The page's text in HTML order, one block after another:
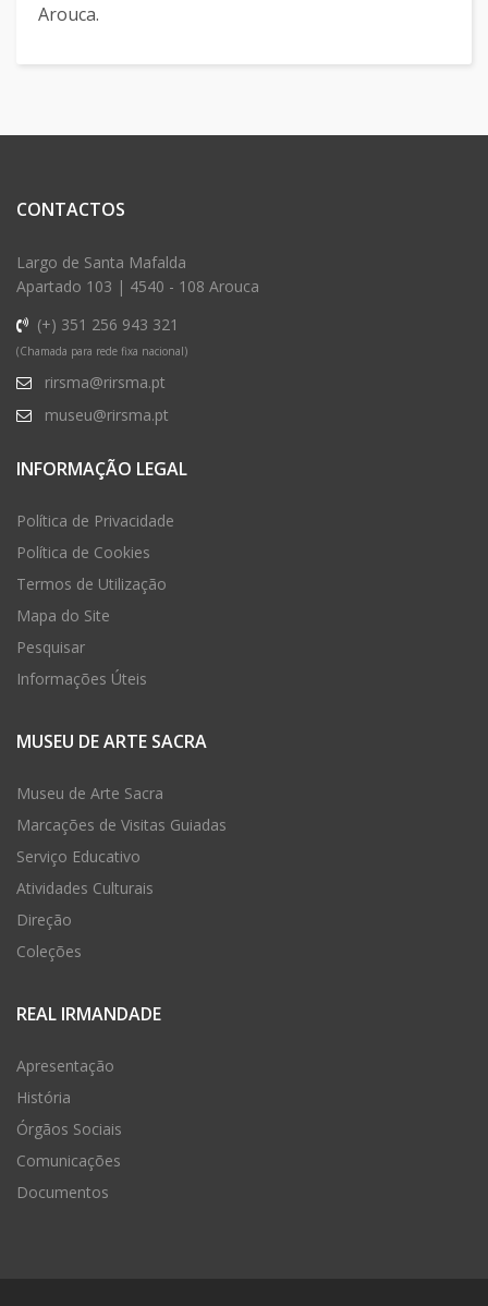
Arouca.
CONTACTOS
Largo de Santa Mafalda
Apartado 103 | 4540 - 108 Arouca
(+) 351 256 943 321
(Chamada para rede fixa nacional)
rirsma@rirsma.pt
museu@rirsma.pt
INFORMAÇÃO LEGAL
Política de Privacidade
Política de Cookies
Termos de Utilização
Mapa do Site
Pesquisar
Informações Úteis
MUSEU DE ARTE SACRA
Museu de Arte Sacra
Marcações de Visitas Guiadas
Serviço Educativo
Atividades Culturais
Direção
Coleções
REAL IRMANDADE
Apresentação
História
Órgãos Sociais
Comunicações
Documentos